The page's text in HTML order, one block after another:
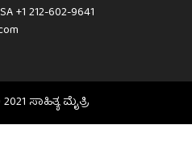
+1 212-602-9641
2021 ಸಾಹಿತ್ಯ ಮೈತ್ರಿ